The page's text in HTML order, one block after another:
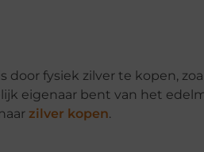
fysiek zilver te kopen,
eigenaar bent van het
zilver kopen.